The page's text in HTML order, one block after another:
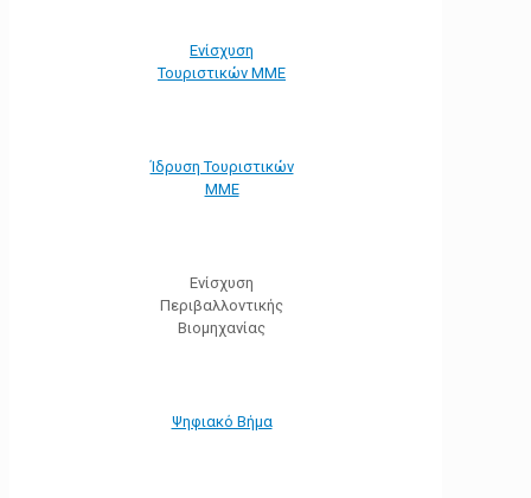
Ενίσχυση
Τουριστικών ΜΜΕ
Ίδρυση Τουριστικών
ΜΜΕ
Ενίσχυση
Περιβαλλοντικής
Βιομηχανίας
Ψηφιακό Βήμα